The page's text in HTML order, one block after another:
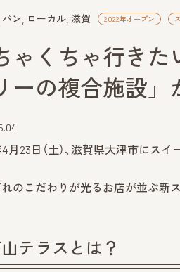
パン ローカル 滋賀 2022年オープン
ゃくちゃ行き
ーの複合施設」
月23日（土）、滋賀県大津市にス
のこだわりが光るお店が並ぶ新
テラスとは？